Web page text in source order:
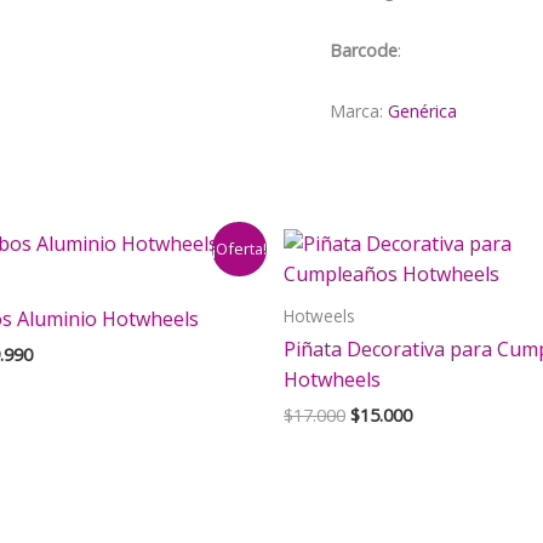
Barcode:
Marca: Genérica
¡Oferta!
Aluminio Hotwheels
El
Hotweels
Piñata Decorativa para
Hotwheels
$17.000 El
$15.000El